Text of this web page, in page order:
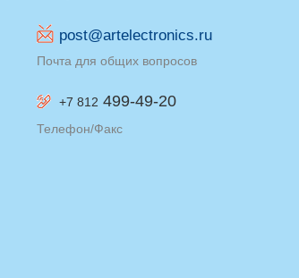
post@artelectronics.ru
Почта для общих вопросов
+7 812 499-49-20
Телефон/Факс